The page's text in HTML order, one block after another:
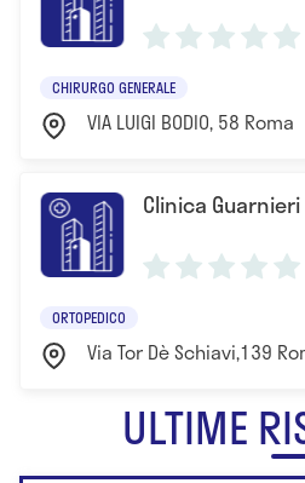
CHIRURGO GENERALE
VIA LUIGI BODIO, 58 Roma
Clinica Guarnieri
ORTOPEDICO
Via Tor Dè Schiavi,139
ULTIME